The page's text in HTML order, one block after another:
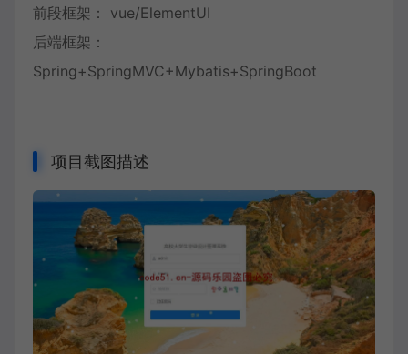
前段框架： vue/ElementUI
后端框架：
Spring+SpringMVC+Mybatis+SpringBoot
项目截图描述